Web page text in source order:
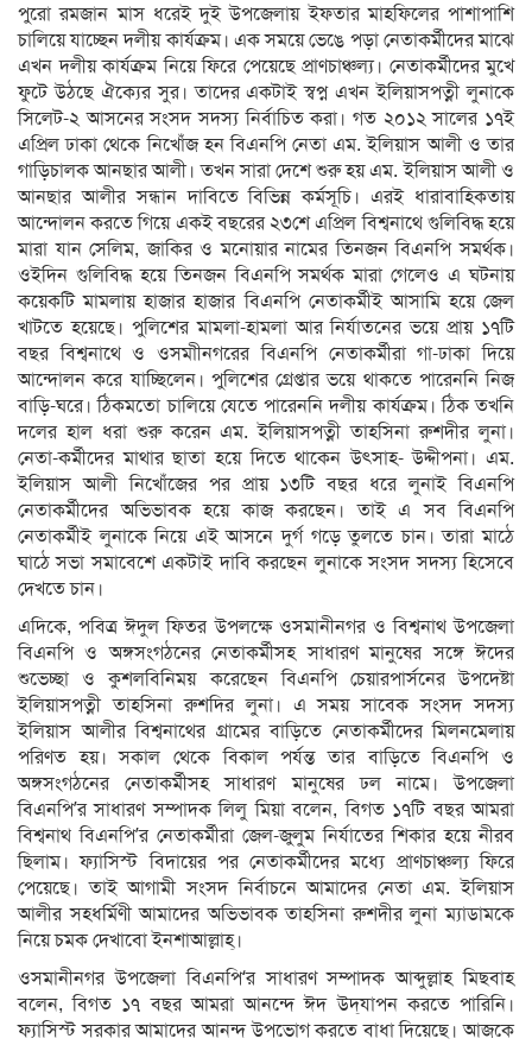
পুরো রমজান মাস ধরেই দুই উপজেলায় ইফতার মাহফিলের পাশাপাশি
চালিয়ে যাচ্ছেন দলীয় কার্যক্রম। এক সময়ে ভেঙে পড়া নেতাকর্মীদের মাঝে
এখন দলীয় কার্যক্রম নিয়ে ফিরে পেয়েছে প্রাণচাঞ্চল্য। নেতাকর্মীদের মুখে
ফুটে উঠছে ঐক্যের সুর। তাদের একটাই স্বপ্ন এখন ইলিয়াসপত্নী লুনাকে
সিলেট-২ আসনের সংসদ সদস্য নির্বাচিত করা। গত ২০১২ সালের ১৭ই
এপ্রিল ঢাকা থেকে নিখোঁজ হন বিএনপি নেতা এম. ইলিয়াস আলী ও তার
গাড়িচালক আনছার আলী। তখন সারা দেশে শুরু হয় এম. ইলিয়াস আলী ও
আনছার আলীর সন্ধান দাবিতে বিভিন্ন কর্মসূচি। এরই ধারাবাহিকতায়
আন্দোলন করতে গিয়ে একই বছরের ২৩শে এপ্রিল বিশ্বনাথে গুলিবিদ্ধ হয়ে
মারা যান সেলিম, জাকির ও মনোয়ার নামের তিনজন বিএনপি সমর্থক।
ওইদিন গুলিবিদ্ধ হয়ে তিনজন বিএনপি সমর্থক মারা গেলেও এ ঘটনায়
কয়েকটি মামলায় হাজার হাজার বিএনপি নেতাকর্মীই আসামি হয়ে জেল
খাটতে হয়েছে। পুলিশের মামলা-হামলা আর নির্যাতনের ভয়ে প্রায় ১৭টি
বছর বিশ্বনাথে ও ওসমাীনগরের বিএনপি নেতাকর্মীরা গা-ঢাকা দিয়ে
আন্দোলন করে যাচ্ছিলেন। পুলিশের গ্রেপ্তার ভয়ে থাকতে পারেননি নিজ
বাড়ি-ঘরে। ঠিকমতো চালিয়ে যেতে পারেননি দলীয় কার্যক্রম। ঠিক তখনি
দলের হাল ধরা শুরু করেন এম. ইলিয়াসপত্নী তাহসিনা রুশদীর লুনা।
নেতা-কর্মীদের মাথার ছাতা হয়ে দিতে থাকেন উৎসাহ- উদ্দীপনা। এম.
ইলিয়াস আলী নিখোঁজের পর প্রায় ১৩টি বছর ধরে লুনাই বিএনপি
নেতাকর্মীদের অভিভাবক হয়ে কাজ করছেন। তাই এ সব বিএনপি
নেতাকর্মীই লুনাকে নিয়ে এই আসনে দুর্গ গড়ে তুলতে চান। তারা মাঠে
ঘাঠে সভা সমাবেশে একটাই দাবি করছেন লুনাকে সংসদ সদস্য হিসেবে
দেখতে চান।
এদিকে, পবিত্র ঈদুল ফিতর উপলক্ষে ওসমানীনগর ও বিশ্বনাথ উপজেলা
বিএনপি ও অঙ্গসংগঠনের নেতাকর্মীসহ সাধারণ মানুষের সঙ্গে ঈদের
শুভেচ্ছা ও কুশলবিনিময় করেছেন বিএনপি চেয়ারপার্সনের উপদেষ্টা
ইলিয়াসপত্নী তাহসিনা রুশদির লুনা। এ সময় সাবেক সংসদ সদস্য
ইলিয়াস আলীর বিশ্বনাথের গ্রামের বাড়িতে নেতাকর্মীদের মিলনমেলায়
পরিণত হয়। সকাল থেকে বিকাল পর্যন্ত তার বাড়িতে বিএনপি ও
অঙ্গসংগঠনের নেতাকর্মীসহ সাধারণ মানুষের ঢল নামে। উপজেলা
বিএনপি’র সাধারণ সম্পাদক লিলু মিয়া বলেন, বিগত ১৭টি বছর আমরা
বিশ্বনাথ বিএনপি’র নেতাকর্মীরা জেল-জুলুম নির্যাতের শিকার হয়ে নীরব
ছিলাম। ফ্যাসিস্ট বিদায়ের পর নেতাকর্মীদের মধ্যে প্রাণচাঞ্চল্য ফিরে
পেয়েছে। তাই আগামী সংসদ নির্বাচনে আমাদের নেতা এম. ইলিয়াস
আলীর সহধর্মিণী আমাদের অভিভাবক তাহসিনা রুশদীর লুনা ম্যাডামকে
নিয়ে চমক দেখাবো ইনশাআল্লাহ্‌।
ওসমানীনগর উপজেলা বিএনপি‘র সাধারণ সম্পাদক আব্দুল্লাহ মিছবাহ
বলেন, বিগত ১৭ বছর আমরা আনন্দে ঈদ উদ্‌যাপন করতে পারিনি।
ফ্যাসিস্ট সরকার আমাদের আনন্দ উপভোগ করতে বাধা দিয়েছে। আজকে